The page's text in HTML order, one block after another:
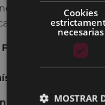
tanto de tipo
&
Sinisterra
Nieto, María
Cookies
necesarias
MOSTRAR